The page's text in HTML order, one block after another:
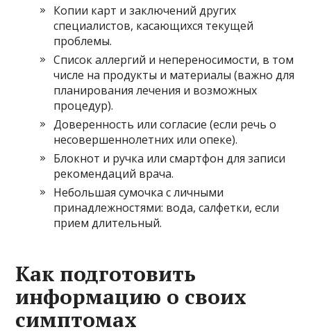
Копии карт и заключений других
специалистов, касающихся текущей
проблемы.
Список аллергий и непереносимости, в том
числе на продукты и материалы (важно для
планирования лечения и возможных
процедур).
Доверенность или согласие (если речь о
несовершеннолетних или опеке).
Блокнот и ручка или смартфон для записи
рекомендаций врача.
Небольшая сумочка с личными
принадлежностями: вода, салфетки, если
прием длительный.
Как подготовить
информацию о своих
симптомах